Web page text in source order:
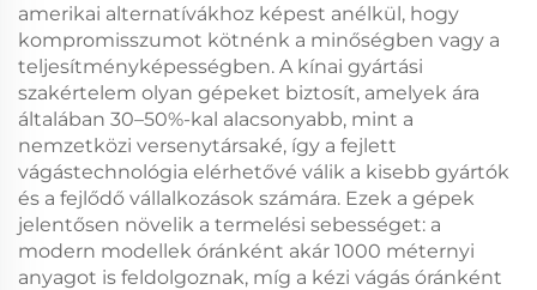
amerikai alternatívákhoz képest anélkül, hogy
kompromisszumot kötnénk a minőségben vagy a
teljesítményképességben. A kínai gyártási
szakértelem olyan gépeket biztosít, amelyek ára
általában 30–50%-kal alacsonyabb, mint a
nemzetközi versenytársaké, így a fejlett
vágástechnológia elérhetővé válik a kisebb gyártók
és a fejlődő vállalkozások számára. Ezek a gépek
jelentősen növelik a termelési sebességet: a
modern modellek óránként akár 1000 méternyi
anyagot is feldolgoznak, míg a kézi vágás óránként